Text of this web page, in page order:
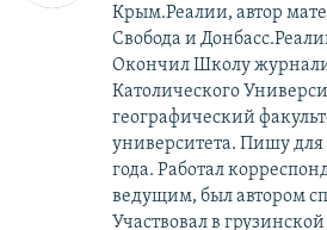
Крым.Реалии, автор
Свобода и
Окончил Школу
Католического
географический
университета. Пишу для
года. Работал
ведущим, был автором
Участвовал в